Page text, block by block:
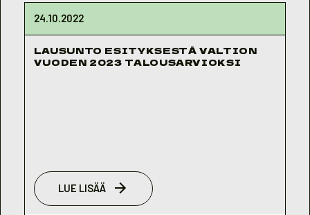
24.10.2022
LAUSUNTO ESITYKSESTÄ VALTION
VUODEN 2023 TALOUSARVIOKSI
LUE LISÄÄ